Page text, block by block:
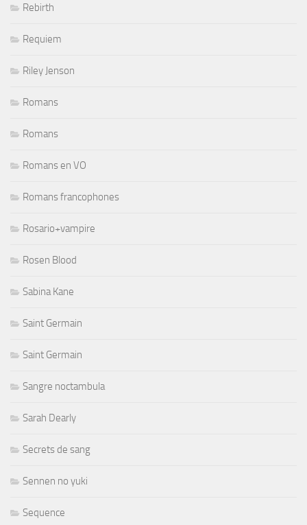
Rebirth
Requiem
Riley Jenson
Romans
Romans
Romans en VO
Romans francophones
Rosario+vampire
Rosen Blood
Sabina Kane
Saint Germain
Saint Germain
Sangre noctambula
Sarah Dearly
Secrets de sang
Sennen no yuki
Sequence